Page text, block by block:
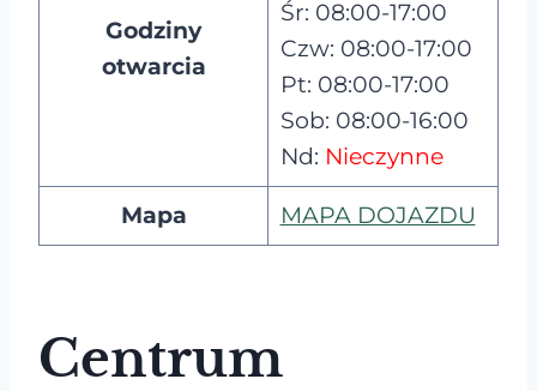
Godziny
otwarcia
Śr: 08:00-17:00
Czw: 08:00-17:00
Pt: 08:00-17:00
Sob: 08:00-16:00
Nd: Nieczynne
Mapa MAPA DOJAZDU
Centrum